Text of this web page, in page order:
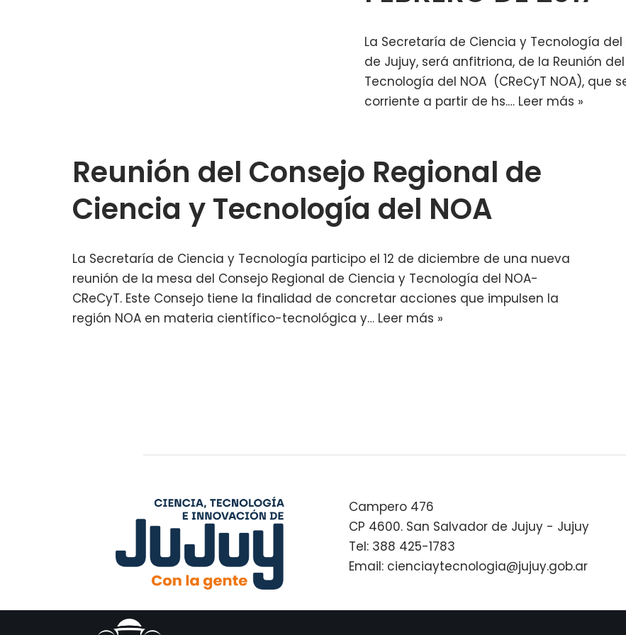
La Secretaría de Ciencia y Tecnología
de Jujuy, será anfitriona, de la Reunión
Tecnología del NOA (CReCyT NOA), que
corriente a partir de hs.… Leer más »
Reunión del Consejo Regional de
Ciencia y Tecnología del NOA
La Secretaría de Ciencia y Tecnología participo el 12 de diciembre de una nueva
reunión de la mesa del Consejo Regional de Ciencia y Tecnología del NOA-
CReCyT. Este Consejo tiene la finalidad de concretar acciones que impulsen la
región NOA en materia científico-tecnológica y… Leer más »
Campero 476
CP 4600. San Salvador de Jujuy - Jujuy
Tel: 388 425-1783
Email: cienciaytecnologia@jujuy.gob.ar